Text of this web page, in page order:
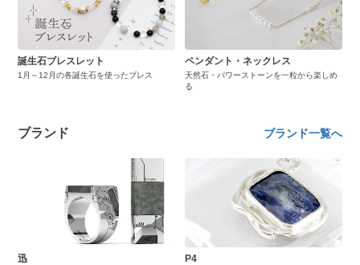
誕生石ブレスレット
1月～12月の各誕生石を使ったブレス
ペンダント・ネックレス
天然石・パワーストーンを一粒から楽しめ
る
ブランド ブランド一覧へ
迅 P4